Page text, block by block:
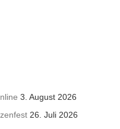
3. August 2026
26. Juli 2026